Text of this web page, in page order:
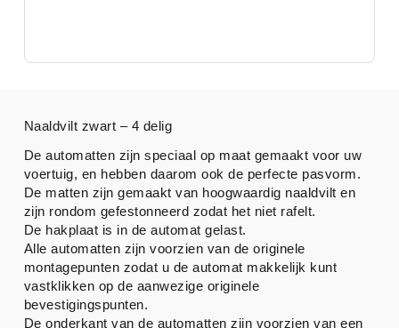
Naaldvilt zwart – 4 delig
De automatten zijn speciaal op maat gemaakt voor uw
voertuig, en hebben daarom ook de perfecte pasvorm.
De matten zijn gemaakt van hoogwaardig naaldvilt en
zijn rondom gefestonneerd zodat het niet rafelt.
De hakplaat is in de automat gelast.
Alle automatten zijn voorzien van de originele
montagepunten zodat u de automat makkelijk kunt
vastklikken op de aanwezige originele
bevestigingspunten.
De onderkant van de automatten zijn voorzien van een